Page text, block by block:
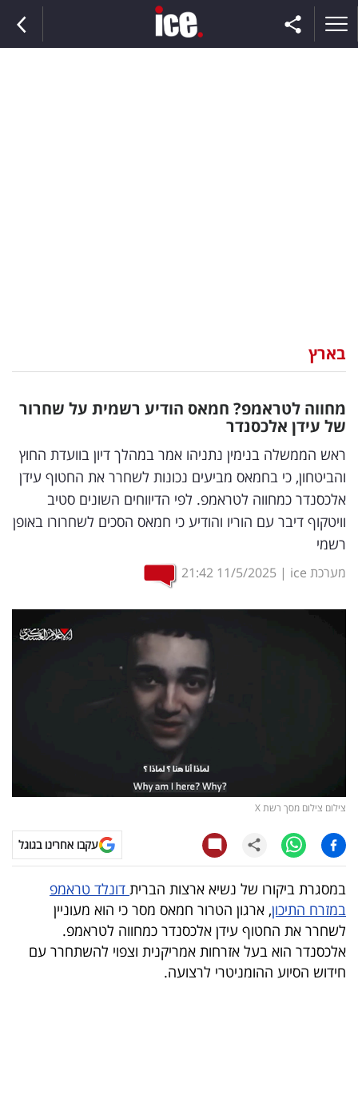
וצרכנות
דיגיטל
וטק
שיווק
ופרסום
משפט
ומחקרים
עסקי
ספורט
קריירה
ולימודים
בארץ
מחווה לטראמפ? חמאס הודיע רשמית על שחרור
של עידן אלכסנדר
ראש הממשלה בנימין נתניהו אמר במהלך דיון בוועדת החוץ
והביטחון, כי בחמאס מביעים נכונות לשחרר את החטוף עידן
אלכסנדר כמחווה לטראמפ. לפי הדיווחים השונים סטיב
וויטקוף דיבר עם הוריו והודיע כי חמאס הסכים לשחרורו באופן
רשמי
מערכת ice |
11/5/2025
21:42
צילום צילום מסך רשת X
עקבו אחרינו בגוגל
במסגרת ביקורו של נשיא ארצות הברית דונלד טראמפ
במזרח התיכון, ארגון הטרור חמאס מסר כי הוא מעוניין
לשחרר את החטוף עידן אלכסנדר כמחווה לטראמפ.
אלכסנדר הוא בעל אזרחות אמריקנית וצפוי להשתחרר עם
חידוש הסיוע ההומניטרי לרצועה.